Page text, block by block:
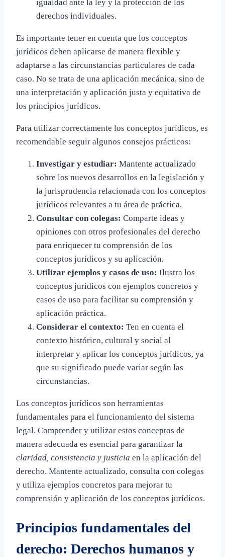
igualdad ante la ley y la protección de los
derechos individuales.
Es importante tener en cuenta que los conceptos
jurídicos deben aplicarse de manera flexible y
adaptarse a las circunstancias particulares de cada
caso. No se trata de una aplicación mecánica, sino de
una interpretación y aplicación justa y equitativa de
los principios jurídicos.
Para utilizar correctamente los conceptos jurídicos, es
recomendable seguir algunos consejos prácticos:
Investigar y estudiar: Mantente actualizado
sobre los nuevos desarrollos en la legislación y
la jurisprudencia relacionada con los conceptos
jurídicos relevantes a tu área de práctica.
Consultar con colegas: Comparte ideas y
opiniones con otros profesionales del derecho
para enriquecer tu comprensión de los
conceptos jurídicos y su aplicación.
Utilizar ejemplos y casos de uso: Ilustra los
conceptos jurídicos con ejemplos concretos y
casos de uso para facilitar su comprensión y
aplicación práctica.
Considerar el contexto: Ten en cuenta el
contexto histórico, cultural y social al
interpretar y aplicar los conceptos jurídicos, ya
que su significado puede variar según las
circunstancias.
Los conceptos jurídicos son herramientas
fundamentales para el funcionamiento del sistema
legal. Comprender y utilizar estos conceptos de
manera adecuada es esencial para garantizar la
claridad, consistencia y justicia en la aplicación del
derecho. Mantente actualizado, consulta con colegas
y utiliza ejemplos concretos para mejorar tu
comprensión y aplicación de los conceptos jurídicos.
Principios fundamentales del
derecho: Derechos humanos y